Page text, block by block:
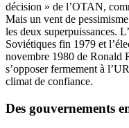
décision » de l’OTAN,
Mais un vent de
les deux superpuissances.
Soviétiques fin 1979 et
novembre 1980 de Ronald
s’opposer fermement à
climat de confiance.
Des gouvernements